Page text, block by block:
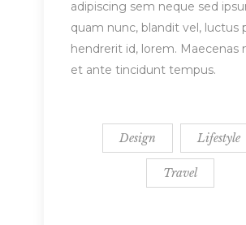
adipiscing sem neque sed
quam nunc, blandit vel, luctus
hendrerit id, lorem. Maecenas
et ante tincidunt tempus.
Design Lifestyle
Travel